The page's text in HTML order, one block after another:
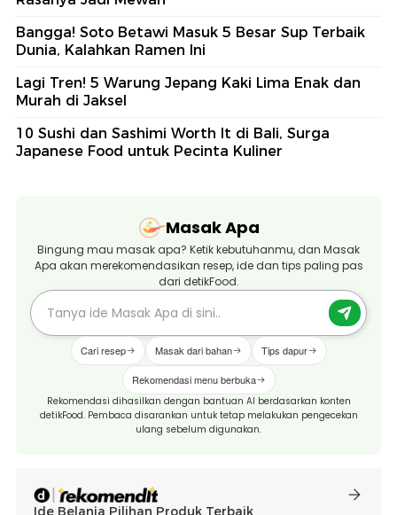
Bangga! Soto Betawi Masuk 5 Besar Sup Terbaik
Dunia, Kalahkan Ramen Ini
Lagi Tren! 5 Warung Jepang Kaki Lima Enak dan
Murah di Jaksel
10 Sushi dan Sashimi Worth It di Bali, Surga
Japanese Food untuk Pecinta Kuliner
Masak Apa
Bingung mau masak apa? Ketik kebutuhanmu, dan Masak
Apa akan merekomendasikan resep, ide dan tips paling pas
dari detikFood.
Cari resep Masak dari bahan Tips dapur
Rekomendasi menu berbuka
Rekomendasi dihasilkan dengan bantuan AI berdasarkan konten
detikFood. Pembaca disarankan untuk tetap melakukan pengecekan
ulang sebelum digunakan.